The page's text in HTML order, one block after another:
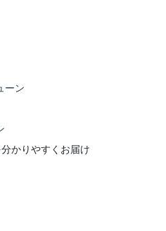
ーン
かりやすくお届け